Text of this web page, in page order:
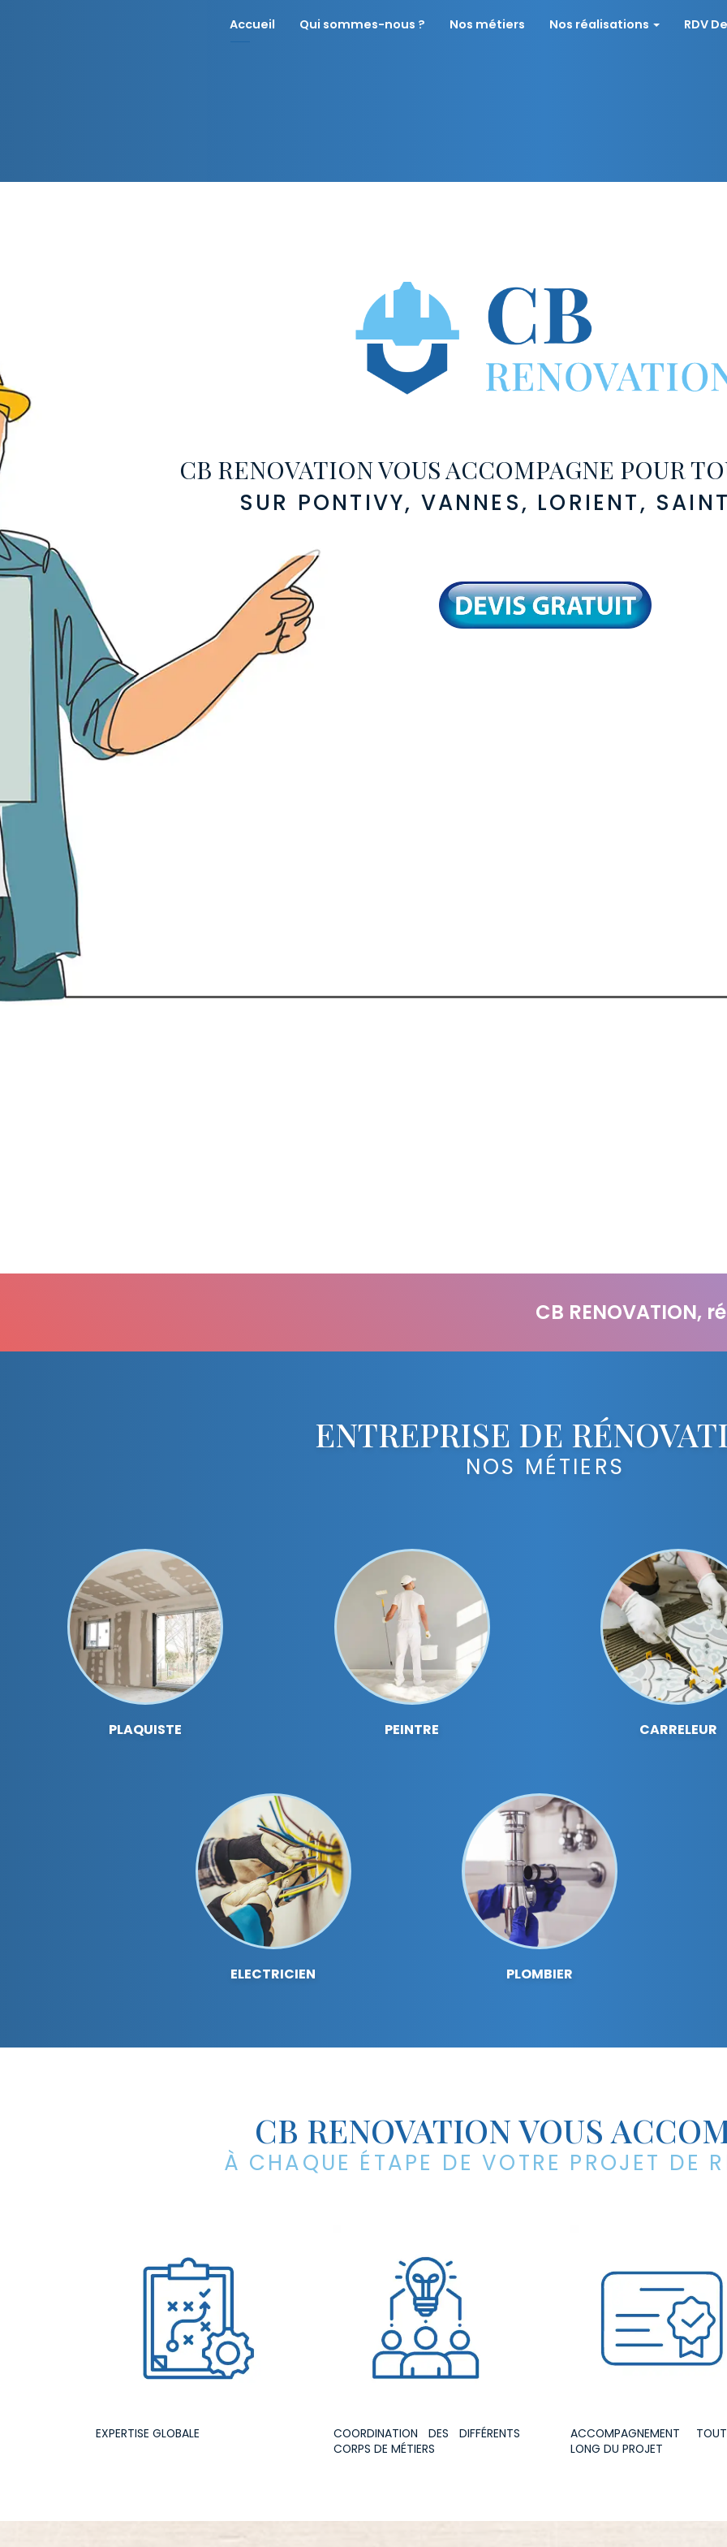
Accueil Qui sommes-nous ? Nos métiers Nos réalisations RDV
CB RENOVATION VOUS ACCOMPAGNE POUR
SUR PONTIVY, VANNES, LORIENT,
CB RENOVATION, réalise et coordonne
ENTREPRISE DE
NOS MÉTIERS
PLAQUISTE PEINTRE CARRELEUR
ELECTRICIEN PLOMBIER
CB RENOVATION VOUS
À CHAQUE ÉTAPE DE VOTRE PROJET DE
EXPERTISE GLOBALE
COORDINATION DES DIFFÉRENTS
CORPS DE MÉTIERS
ACCOMPAGNEMENT
LONG DU PROJET